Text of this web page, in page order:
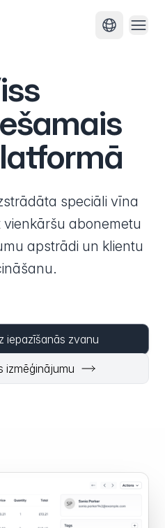
Mainīt
speciāli vīna
abonemetu
apstrādi un klientu
iepazīšanās zvanu
izmēģinājumu